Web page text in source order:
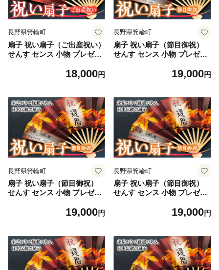
長野県箕輪町
扇子 祝い扇子（ご出産祝い）
せんす センス 小物 プレゼン
18,000円
長野県箕輪町
扇子 祝い扇子（節目御祝）
せんす センス 小物 プレゼン
19,000円
長野県箕輪町
扇子 祝い扇子（節目御祝）
せんす センス 小物 プレゼン
19,000円
長野県箕輪町
扇子 祝い扇子（節目御祝）
せんす センス 小物 プレゼン
19,000円